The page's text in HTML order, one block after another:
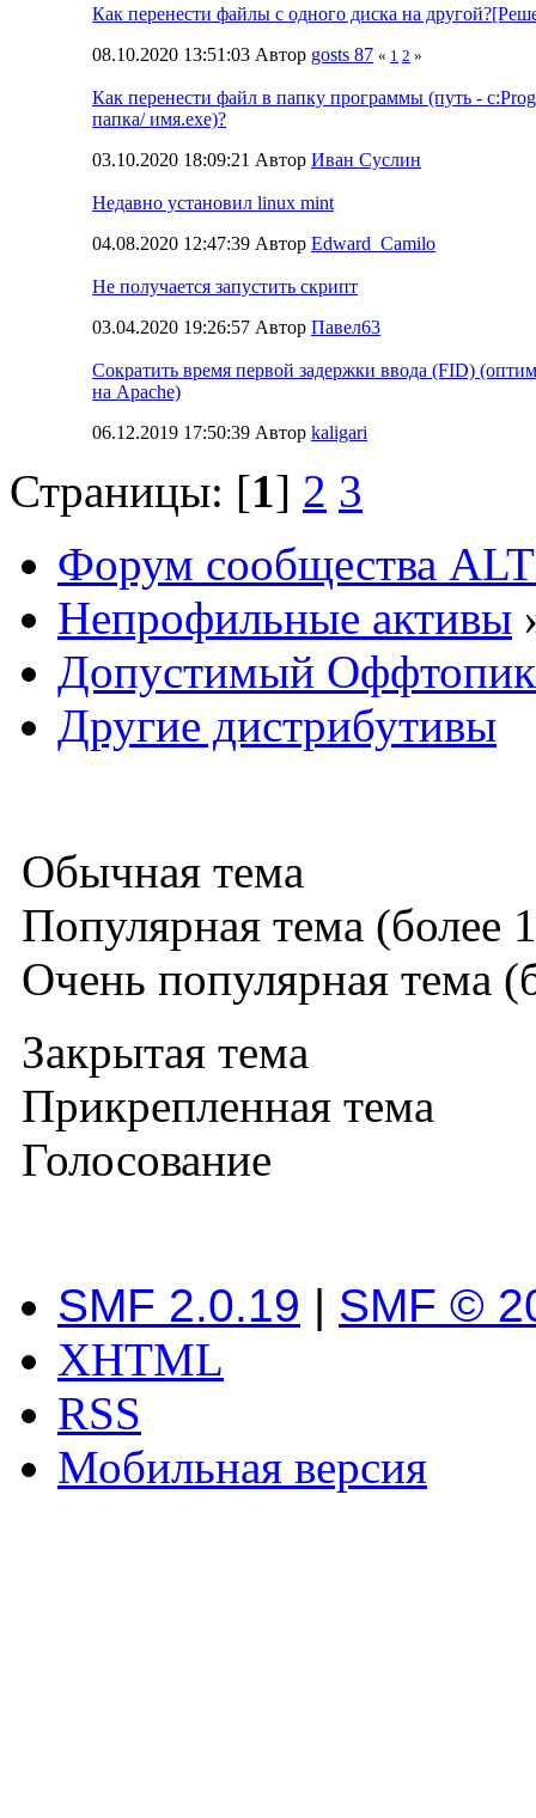
Как перенести файлы с одного диска на
08.10.2020 13:51:03 Автор gosts 87 « 1 2 »
Как перенести файл в папку программы (путь -
папка/ имя.ехе)?
03.10.2020 18:09:21 Автор Иван Суслин
Недавно установил linux mint
04.08.2020 12:47:39 Автор Edward_Camilo
Не получается запустить скрипт
03.04.2020 19:26:57 Автор Павел63
Сократить время первой задержки ввода (FID)
на Apache)
06.12.2019 17:50:39 Автор kaligari
Страницы: [1] 2 3
Форум сообщества
Непрофильные активы
Допустимый Оффтопик
Другие дистрибутивы
Обычная тема
Популярная тема (более
Очень популярная тема
Закрытая тема
Прикрепленная тема
Голосование
SMF 2.0.19 | SMF ©
XHTML
RSS
Мобильная версия